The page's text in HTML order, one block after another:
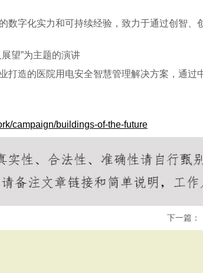
数字化实力和可持续经验，致力于通过创智
望”为主题的演讲
打造的医院用电安全智慧管理解决方案，通
campaign/buildings-of-the-future
下一篇：